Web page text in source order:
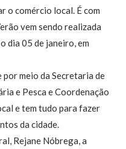
o comércio local. É com
vem sendo realizada
dia 05 de janeiro, em
meio da Secretaria de
e Pesca e Coordenação
e tem tudo para fazer
da cidade.
Rejane Nóbrega, a